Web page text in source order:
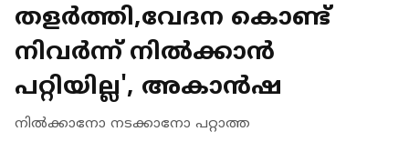
തളർത്തി,വേദന കൊണ്ട്
നിവര്‍ന്ന് നില്‍ക്കാന്‍
പറ്റിയില്ല', അകാൻഷ
നില്‍ക്കാനോ നടക്കാനോ പറ്റാത്ത